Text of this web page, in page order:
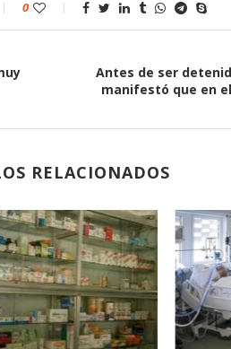
0
Antes de ser
manifestó que en
RELACIONADOS